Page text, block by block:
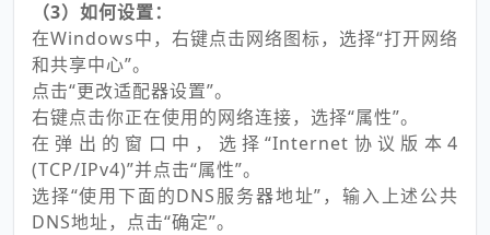
（3）如何设置：
在Windows中，右键点击网络图标，选择“打开网络
和共享中心”。
点击“更改适配器设置”。
右键点击你正在使用的网络连接，选择“属性”。
在弹出的窗口中，选择“Internet协议版本4
(TCP/IPv4)”并点击“属性”。
选择“使用下面的DNS服务器地址”，输入上述公共
DNS地址，点击“确定”。